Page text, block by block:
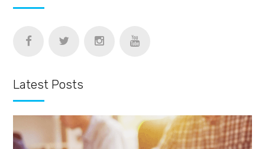
Latest Posts